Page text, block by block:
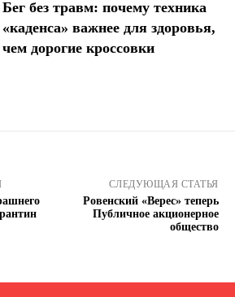
Бег без травм: почему техника
«каденса» важнее для здоровья,
чем дорогие кроссовки
СЛЕДУЮЩАЯ СТАТЬЯ
Ровенский «Верес» теперь
Публичное акционерное
общество